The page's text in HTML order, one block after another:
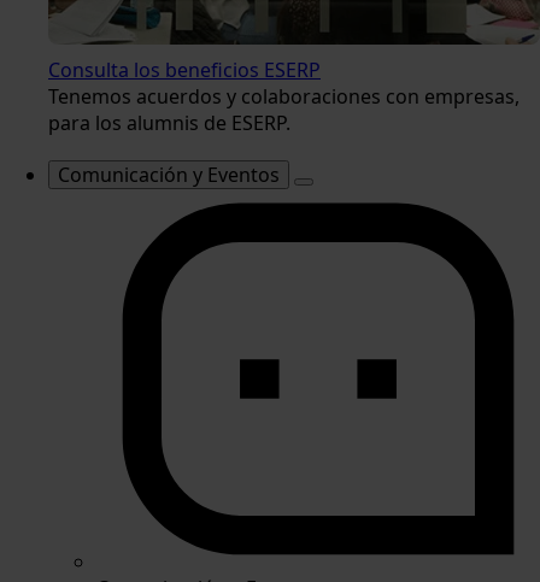
Consulta los beneficios ESERP
Tenemos acuerdos y colaboraciones con empresas,
para los alumnis de ESERP.
Comunicación y Eventos